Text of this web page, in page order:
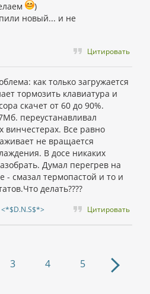
)
новый... и не
Цитировать
как только загружается
тормозить клавиатура и
скачет от 60 до 90%.
переустанавливал
винчестерах. Все равно
не вращается
В досе никаких
Думал перегрев на
- смазал термопастой и то и
делать????
<*$D.N.S$*> Цитировать
3 4 5